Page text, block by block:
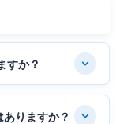
すか？
りますか？